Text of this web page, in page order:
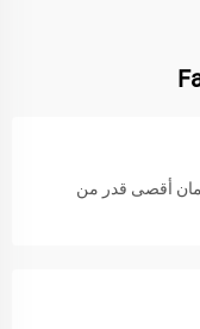
أقصى قدر من